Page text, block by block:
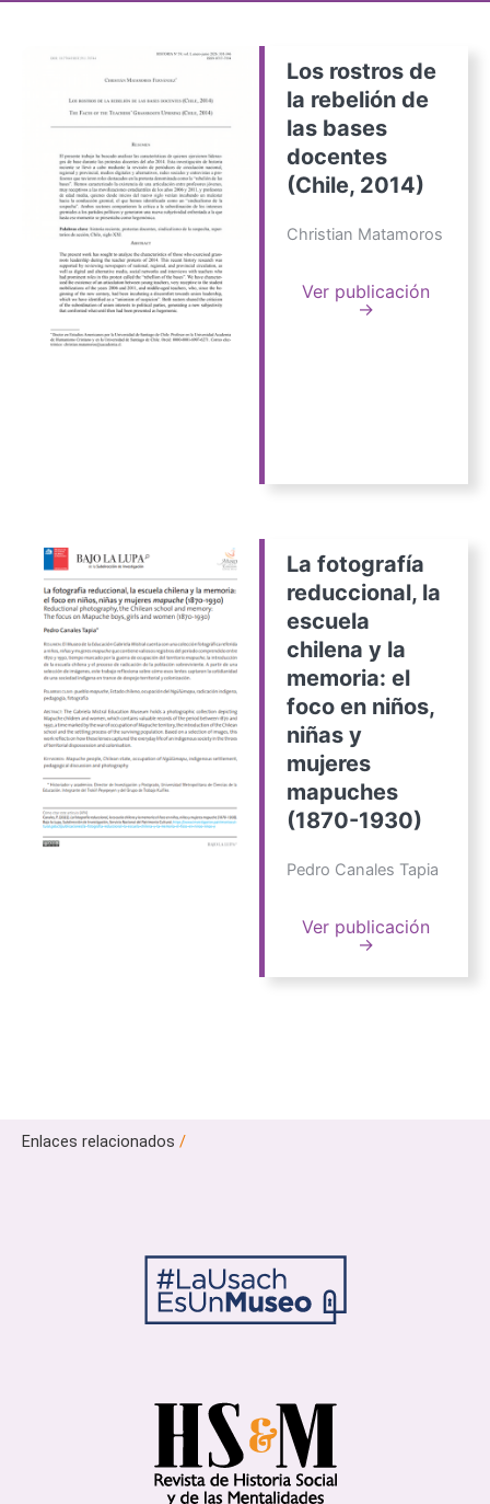
Los rostros de
la rebelión de
las bases
docentes
(Chile, 2014)
Christian Matamoros
Ver publicación
→
La fotografía
reduccional, la
escuela
chilena y la
memoria: el
foco en niños,
niñas y
mujeres
mapuches
(1870-1930)
Pedro Canales Tapia
Ver publicación
→
Enlaces relacionados /